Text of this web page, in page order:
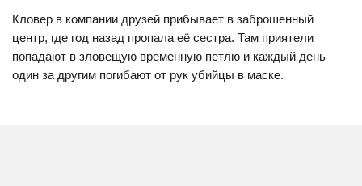
Кловер в компании друзей прибывает в заброшенный
центр, где год назад пропала её сестра. Там приятели
попадают в зловещую временную петлю и каждый день
один за другим погибают от рук убийцы в маске.